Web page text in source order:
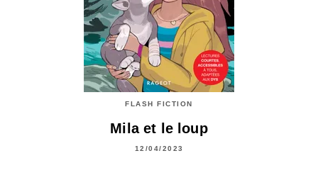
FLASH FICTION
Mila et le loup
12/04/2023